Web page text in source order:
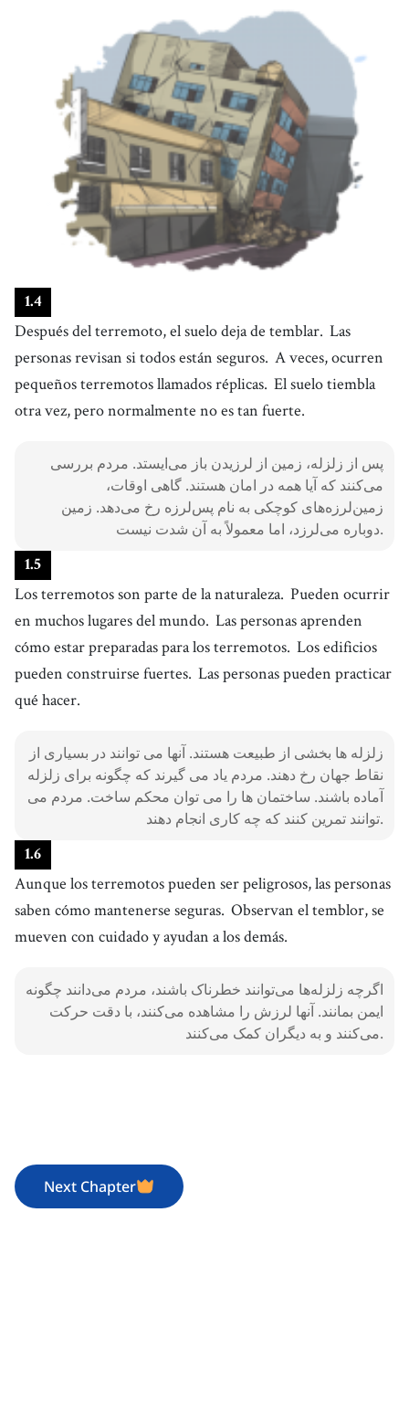
1.4
Después del terremoto, el suelo deja de temblar. Las
personas revisan si todos están seguros. A veces, ocurren
pequeños terremotos llamados réplicas. El suelo tiembla
otra vez, pero normalmente no es tan fuerte.
پس از زلزله، زمین از لرزیدن باز می‌ایستد. مردم بررسی
می‌کنند که آیا همه در امان هستند. گاهی اوقات،
زمین‌لرزه‌های کوچکی به نام پس‌لرزه رخ می‌دهد. زمین
دوباره می‌لرزد، اما معمولاً به آن شدت نیست.
1.5
Los terremotos son parte de la naturaleza. Pueden ocurrir
en muchos lugares del mundo. Las personas aprenden
cómo estar preparadas para los terremotos. Los edificios
pueden construirse fuertes. Las personas pueden practicar
qué hacer.
زلزله ها بخشی از طبیعت هستند. آنها می توانند در بسیاری از
نقاط جهان رخ دهند. مردم یاد می گیرند که چگونه برای زلزله
آماده باشند. ساختمان ها را می توان محکم ساخت. مردم می
توانند تمرین کنند که چه کاری انجام دهند.
1.6
Aunque los terremotos pueden ser peligrosos, las personas
saben cómo mantenerse seguras. Observan el temblor, se
mueven con cuidado y ayudan a los demás.
اگرچه زلزله‌ها می‌توانند خطرناک باشند، مردم می‌دانند چگونه
ایمن بمانند. آنها لرزش را مشاهده می‌کنند، با دقت حرکت
می‌کنند و به دیگران کمک می‌کنند.
Next Chapter